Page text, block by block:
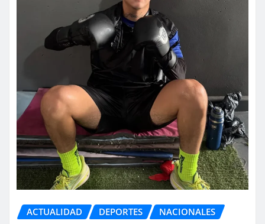
ACTUALIDAD DEPORTES NACIONALES